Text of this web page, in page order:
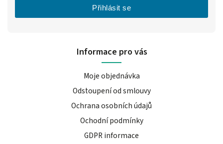
Informace pro vás
Moje objednávka
Odstoupení od smlouvy
Ochrana osobních údajů
Ochodní podmínky
GDPR informace
Přihlásit se